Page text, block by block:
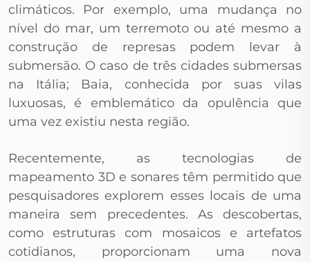
climáticos. Por exemplo, uma mudança no
nível do mar, um terremoto ou até mesmo a
construção de represas podem levar à
submersão. O caso de três cidades submersas
na Itália; Baia, conhecida por suas vilas
luxuosas, é emblemático da opulência que
uma vez existiu nesta região.
Recentemente, as tecnologias de
mapeamento 3D e sonares têm permitido que
pesquisadores explorem esses locais de uma
maneira sem precedentes. As descobertas,
como estruturas com mosaicos e artefatos
cotidianos, proporcionam uma nova